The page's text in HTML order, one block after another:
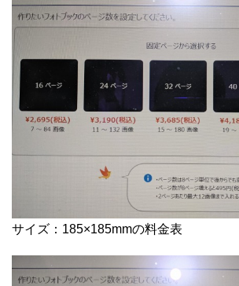
サイズ：185×185mmの料金表